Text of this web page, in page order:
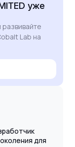
уже
Lab на
для